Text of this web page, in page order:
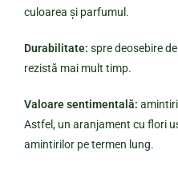
culoarea și parfumul.
Durabilitate: spre deosebire
rezistă mai mult timp.
Valoare sentimentală:
Astfel, un aranjament cu flori
amintirilor pe termen lung.